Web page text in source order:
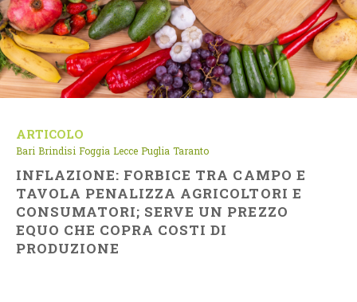
ARTICOLO
Bari Brindisi Foggia Lecce Puglia Taranto
INFLAZIONE: FORBICE TRA CAMPO E
TAVOLA PENALIZZA AGRICOLTORI E
CONSUMATORI; SERVE UN PREZZO
EQUO CHE COPRA COSTI DI
PRODUZIONE